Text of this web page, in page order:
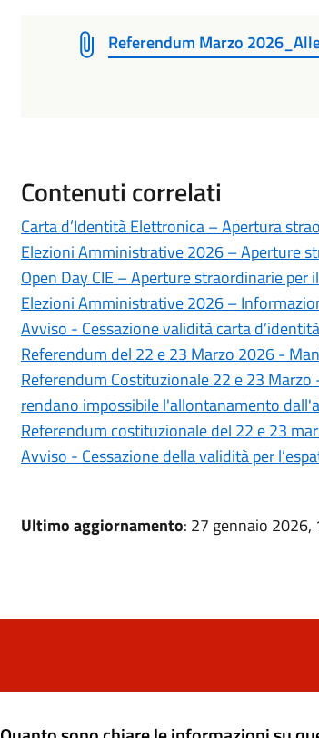
Referendum Marzo
Contenuti correlati
Carta d’Identità Elettronica – Apertura
Elezioni Amministrative 2026 – Aperture
Open Day CIE – Aperture straordinarie
Elezioni Amministrative 2026 –
Avviso - Cessazione validità carta
Referendum del 22 e 23 Marzo 2026 -
Referendum Costituzionale 22 e 23
rendano impossibile l'allontanamento
Referendum costituzionale del 22 e 23
Avviso - Cessazione della validità per
Ultimo aggiornamento: 27 gennaio 2026,